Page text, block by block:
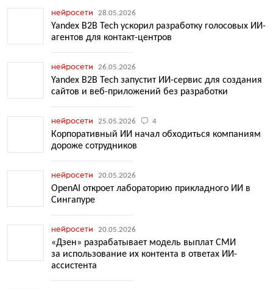
нейросети 28.05.2026
Yandex B2B Tech ускорил разработку голосовых ИИ-
агентов для контакт-центров
нейросети 26.05.2026
Yandex B2B Tech запустит ИИ-сервис для создания
сайтов и веб-приложений без разработки
нейросети 25.05.2026 4
Корпоративный ИИ начал обходиться компаниям
дороже сотрудников
нейросети 20.05.2026
OpenAI откроет лабораторию прикладного ИИ в
Сингапуре
нейросети 20.05.2026
«Дзен» разрабатывает модель выплат СМИ
за использование их контента в ответах ИИ-
ассистента